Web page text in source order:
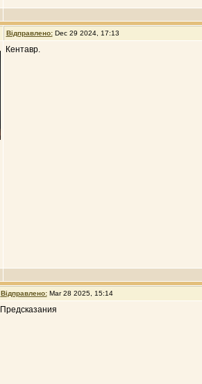
Відправлено: Dec 29 2024, 17:13
Кентавр.
Відправлено: Mar 28 2025, 15:14
Предсказания